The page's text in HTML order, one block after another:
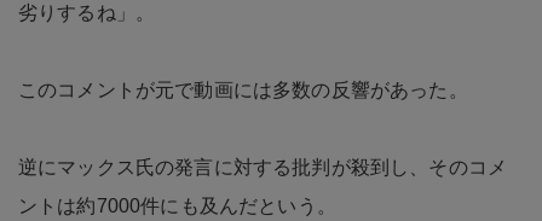
劣りするね」。
このコメントが元で動画には多数の反響があった。
逆にマックス氏の発言に対する批判が殺到し、そのコメ
ントは約7000件にも及んだという。